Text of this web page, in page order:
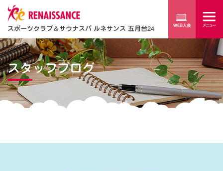
スポーツクラブ＆サウナスパ ルネサンス 五月台24
スタッフブログ